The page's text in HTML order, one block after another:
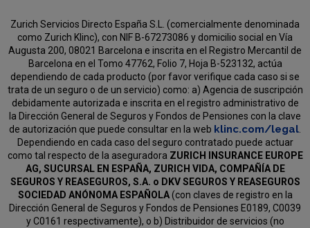
Zurich Servicios Directo España S.L. (comercialmente denominada
como Zurich Klinc), con NIF B-67273086 y domicilio social en Vía
Augusta 200, 08021 Barcelona e inscrita en el Registro Mercantil de
Barcelona en el Tomo 47762, Folio 7, Hoja B-523132, actúa
dependiendo de cada producto (por favor verifique cada caso si se
trata de un seguro o de un servicio) como: a) Agencia de suscripción
debidamente autorizada e inscrita en el registro administrativo de
la Dirección General de Seguros y Fondos de Pensiones con la clave
de autorización que puede consultar en la web klinc.com/legal.
Dependiendo en cada caso del seguro contratado puede actuar
como tal respecto de la aseguradora ZURICH INSURANCE EUROPE
AG, SUCURSAL EN ESPAÑA, ZURICH VIDA, COMPAÑÍA DE
SEGUROS Y REASEGUROS, S.A. o DKV SEGUROS Y REASEGUROS
SOCIEDAD ANÓNOMA ESPAÑOLA(con claves de registro en la
Dirección General de Seguros y Fondos de Pensiones E0189, C0039
y C0161 respectivamente), o b) Distribuidor de servicios (no